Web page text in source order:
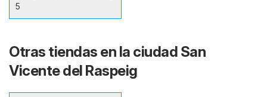
5
Otras tiendas en la ciudad San
Vicente del Raspeig